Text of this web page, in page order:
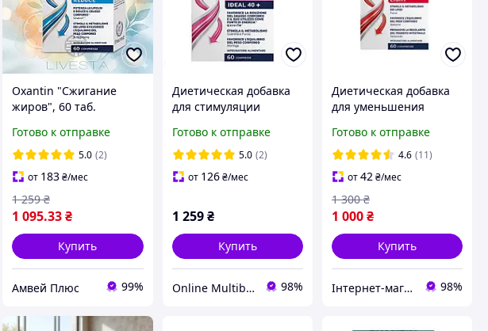
Oxantin "Сжигание
жиров", 60 таб.
Готово к отправке
5.0 (2)
от 183₴/мес
1 095.33₴
1 259 ₴
Купить
Амвей Плюс 99%
Диетическая добавка
для стимуляции
Oxantin "Ускорение
метаболизма", 60 таб.
Готово к отправке
5.0 (2)
от 126 ₴/мес
1 259 ₴
Купить
Online Multibrand Store 98%
Диетическая добавка
для уменьшения
Oxantin "Легкое
пищеварение" 60
таблеток
Готово к отправке
4.6 (11)
от42₴/мес
1 000₴
1 300 ₴
Купить
Інтернет-магазин спортивного харчування у Вінниці «Kings Nutrition» 98%